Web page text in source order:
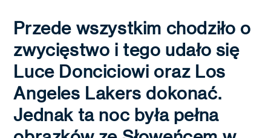
Przede wszystkim chodziło o
zwycięstwo i tego udało się
Luce Donciciowi oraz Los
Angeles Lakers dokonać.
Jednak ta noc była pełna